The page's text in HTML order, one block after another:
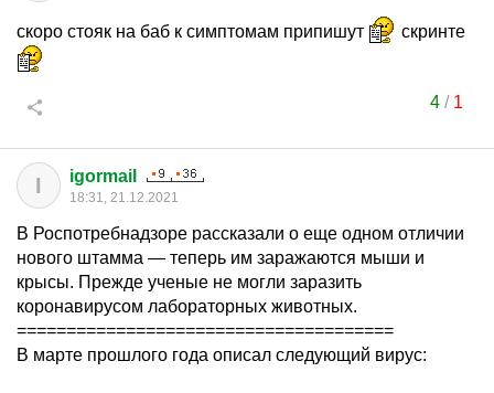
скоро стояк на баб к симптомам припишут скринте
4/ 1
I igormail
18:31, 21.12.2021
В Роспотребнадзоре рассказали о еще одном отличии
нового штамма — теперь им заражаются мыши и
крысы. Прежде ученые не могли заразить
коронавирусом лабораторных животных.
======================================
В марте прошлого года описал следующий вирус: